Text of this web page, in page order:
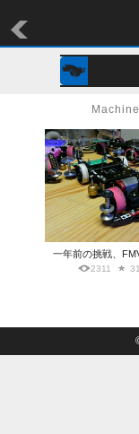
一年前の挑戦、
2311 31